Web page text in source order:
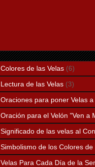
Colores de las Velas (6)
Lectura de las Velas (3)
Oraciones para poner Velas
Oración para el Velón "Ven a
Significado de las velas al
Simbolismo de los Colores de
Velas Para Cada Día de la